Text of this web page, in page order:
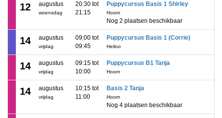
12 augustus
woensdag
20:30 tot
21:15
Puppycursus Basis 1 Shirley
Hoorn
Nog 2 plaatsen beschikbaar
14 augustus
vrijdag
09:00 tot
09:45
Puppycursus Basis 1 (Corrie)
Heiloo
14 augustus
vrijdag
09:15 tot
10:00
Puppycursus B1 Tanja
Hoorn
14 augustus
vrijdag
10:15 tot
11:00
Basis 2 Tanja
Hoorn
Nog 4 plaatsen beschikbaar